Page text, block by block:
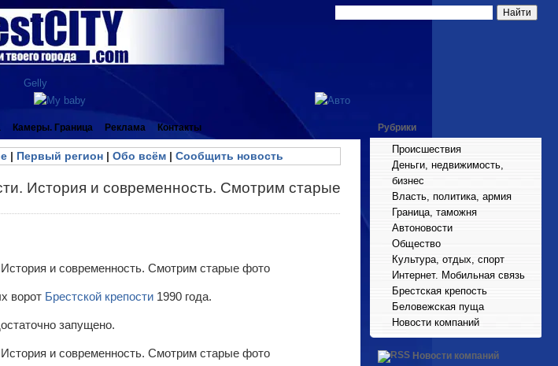
Камеры. Граница Реклама Контакты
| Первый регион| Обо всём| Сообщить новость
История и современность. Смотрим старые
ворот Брестской крепости 1990 года.
запущено.
Рубрики
Происшествия
Деньги, недвижимость,
бизнес
Власть, политика, армия
Граница, таможня
Автоновости
Общество
Культура, отдых, спорт
Интернет. Мобильная связь
Брестская крепость
Беловежская пуща
Новости компаний
Новости компаний